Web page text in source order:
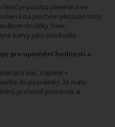
lemů je použita pletenina ve
na plochém pletacím stroji.
tloušťky 5mm.
barvy jako polokošile.
pro upevnění hodnosti a
u nás, najdete v
do poznámky, že máte
je včetně jmenovek a